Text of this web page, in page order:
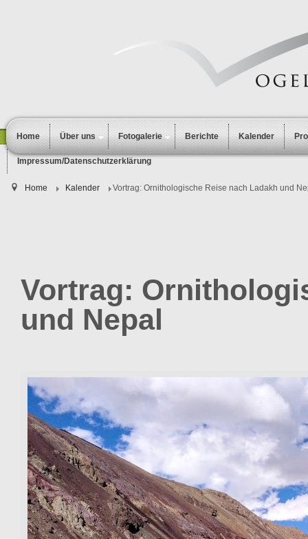
Home Über uns Fotogalerie Berichte Kalender
Impressum/Datenschutzerklärung
Home Kalender Vortrag: Ornithologische Reise nach Ladakh und
Vortrag:
und Nepal